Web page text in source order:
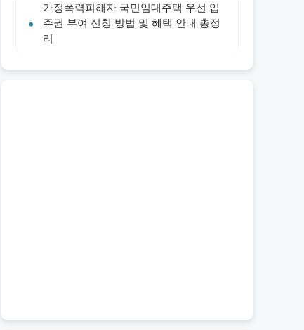
가정폭력피해자 국민임대주택 우선 입
주권 부여 신청 방법 및 혜택 안내 총정
리